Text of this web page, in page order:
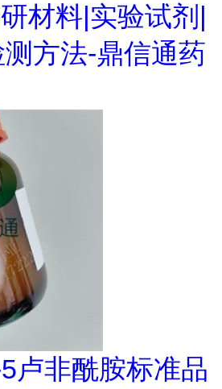
材料|实验试剂|
方法-鼎信通药
卢非酰胺标准品